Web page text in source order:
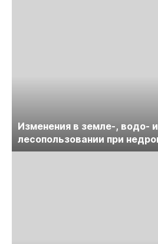
Изменения в земле-, водо- и
лесопользовании при
обсудят на семинаре